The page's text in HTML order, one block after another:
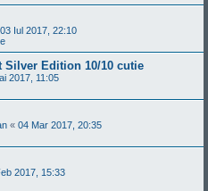
03 Iul 2017, 22:10
Silver Edition 10/10 cutie
2017, 11:05
« 04 Mar 2017, 20:35
2017, 15:33